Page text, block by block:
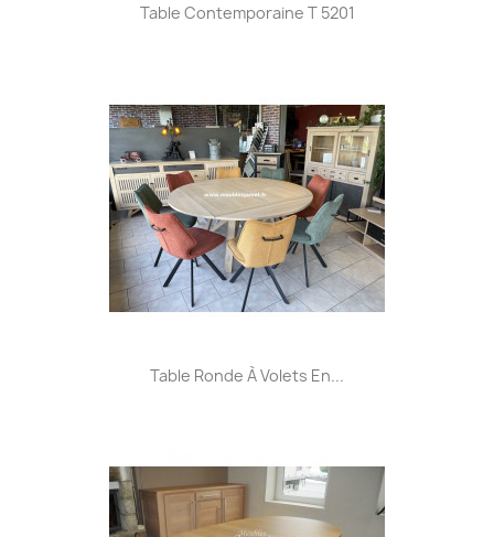
Table Contemporaine T 5201
Table Ronde À Volets En...